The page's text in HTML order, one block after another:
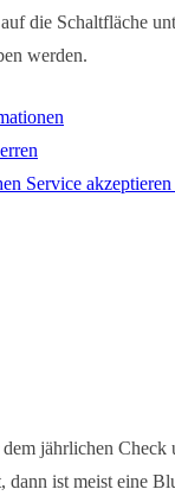
die Schaltfläche
werden.
Service
jährlichen
dann ist meist eine